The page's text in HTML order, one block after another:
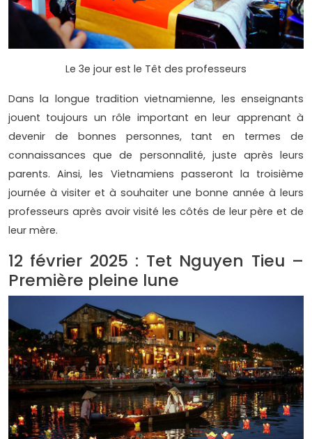
Le 3e jour est le Têt des professeurs
Dans la longue tradition vietnamienne, les enseignants
jouent toujours un rôle important en leur apprenant à
devenir de bonnes personnes, tant en termes de
connaissances que de personnalité, juste après leurs
parents. Ainsi, les Vietnamiens passeront la troisième
journée à visiter et à souhaiter une bonne année à leurs
professeurs après avoir visité les côtés de leur père et de
leur mère.
12 février 2025 : Tet Nguyen Tieu –
Première pleine lune